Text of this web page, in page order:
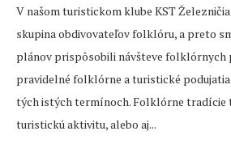
V našom turistickom klube KST
skupina obdivovateľov folklóru, a preto
plánov prispôsobili návšteve folklórnych
pravidelné folklórne a turistické podujatia
tých istých termínoch. Folklórne tradície
turistickú aktivitu, alebo aj...